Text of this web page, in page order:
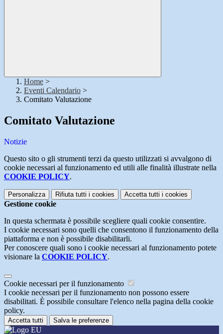
Home >
Eventi Calendario >
Comitato Valutazione
Comitato Valutazione
Notizie
Questo sito o gli strumenti terzi da questo utilizzati si avvalgono di
cookie necessari al funzionamento ed utili alle finalità illustrate nella
COOKIE POLICY.
Personalizza Rifiuta tutti i cookies Accetta tutti i cookies
Gestione cookie
In questa schermata è possibile scegliere quali cookie consentire.
I cookie necessari sono quelli che consentono il funzionamento della
piattaforma e non è possibile disabilitarli.
Per conoscere quali sono i cookie necessari al funzionamento potete
visionare la COOKIE POLICY.
Cookie necessari per il funzionamento
I cookie necessari per il funzionamento non possono essere
disabilitati. È possibile consultare l'elenco nella pagina della cookie
policy.
Accetta tutti Salva le preferenze